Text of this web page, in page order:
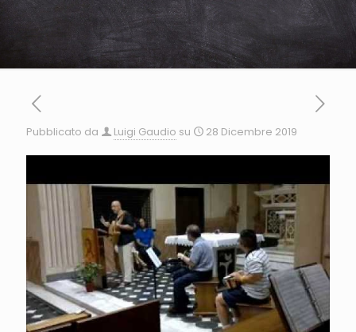
Pubblicato da Luigi Gaudio su 28 Dicembre 2019